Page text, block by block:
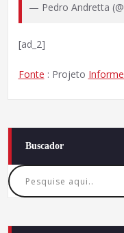
— Pedro Andretta
[ad_2]
Fonte : Projeto
Buscador